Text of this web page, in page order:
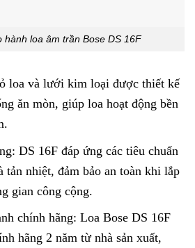
hành loa âm trần Bose DS 16F
loa và lưới kim loại được thiết kế
ăn mòn, giúp loa hoạt động bền
DS 16F đáp ứng các tiêu chuẩn
tản nhiệt, đảm bảo an toàn khi lắp
gian công cộng.
chính hãng: Loa Bose DS 16F
hãng 2 năm từ nhà sản xuất,